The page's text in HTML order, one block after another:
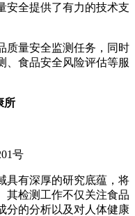
安全提供了有力的技术支
质量安全监测任务，同时
、食品安全风险评估等服
所
号
具有深厚的研究底蕴，将
其检测工作不仅关注食品
分的分析以及对人体健康